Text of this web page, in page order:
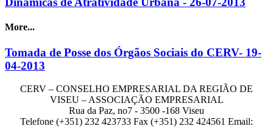
More...
Tomada de Posse dos Órgãos Sociais do CERV- 19-
04-2013
CERV – CONSELHO EMPRESARIAL DA REGIÃO DE
VISEU – ASSOCIAÇÃO EMPRESARIAL
Rua da Paz, no7 - 3500 -168 Viseu
Telefone (+351) 232 423733 Fax (+351) 232 424561 Email: